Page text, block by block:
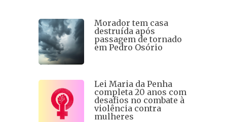
Morador tem casa
destruída após
passagem de tornado
em Pedro Osório
Lei Maria da Penha
completa 20 anos com
desafios no combate à
violência contra
mulheres